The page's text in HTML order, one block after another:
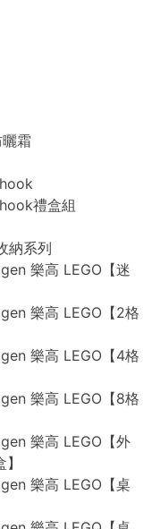
霜
禮盒組
納系列
樂高 LEGO【迷
樂高 LEGO【2格
樂高 LEGO【4格
樂高 LEGO【8格
樂高 LEGO【外
樂高 LEGO【桌